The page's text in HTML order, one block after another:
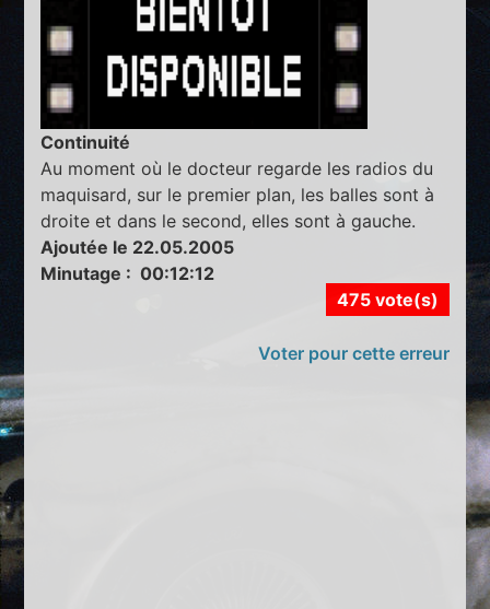
Continuité
Au moment où le docteur regarde les radios du
maquisard, sur le premier plan, les balles sont à
droite et dans le second, elles sont à gauche.
Ajoutée le 22.05.2005
Minutage : 00:12:12
475 vote(s)
Voter pour cette erreur